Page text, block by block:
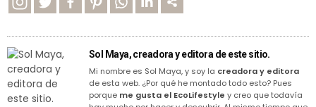
Sol Maya, creadora y editora de este sitio.
Mi nombre es Sol Maya, y soy la creadora y editora
de esta web. ¿Por qué he montado todo esto? Pues
porque me gusta el EcoLifestyle y creo que todavía